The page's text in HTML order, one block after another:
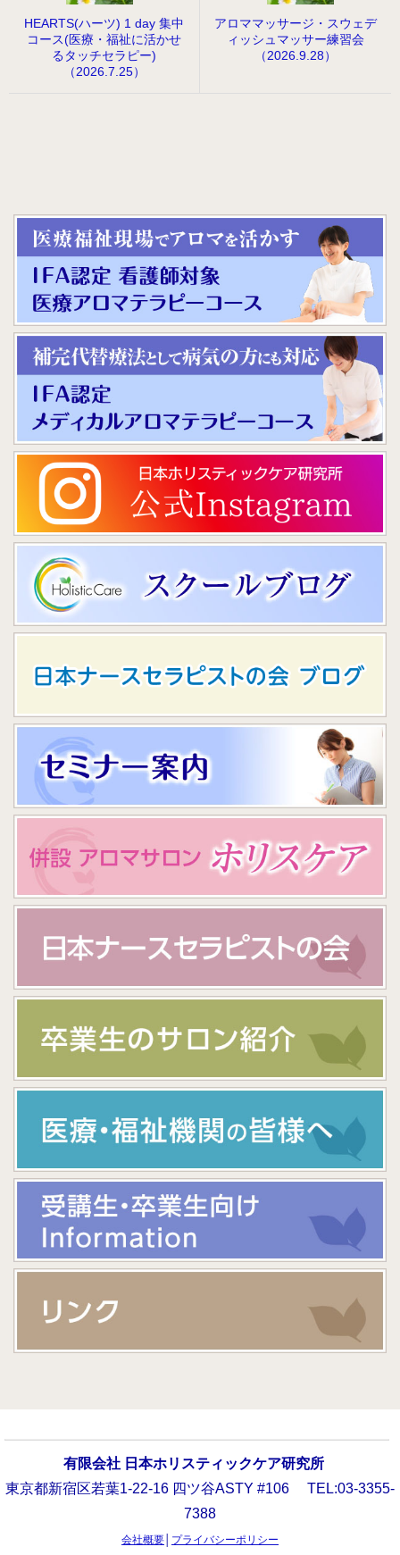
HEARTS(ハーツ) 1 day 集中
コース(医療・福祉に活かせ
るタッチセラピー)
（2026.7.25）
アロママッサージ・スウェデ
ィッシュマッサー練習会
（2026.9.28）
有限会社 日本ホリスティックケア研究所
東京都新宿区若葉1-22-16 四ツ谷ASTY #106 TEL:03-3355-
7388
会社概要 プライバシーポリシー